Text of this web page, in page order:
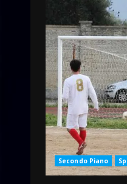
Secondo Piano